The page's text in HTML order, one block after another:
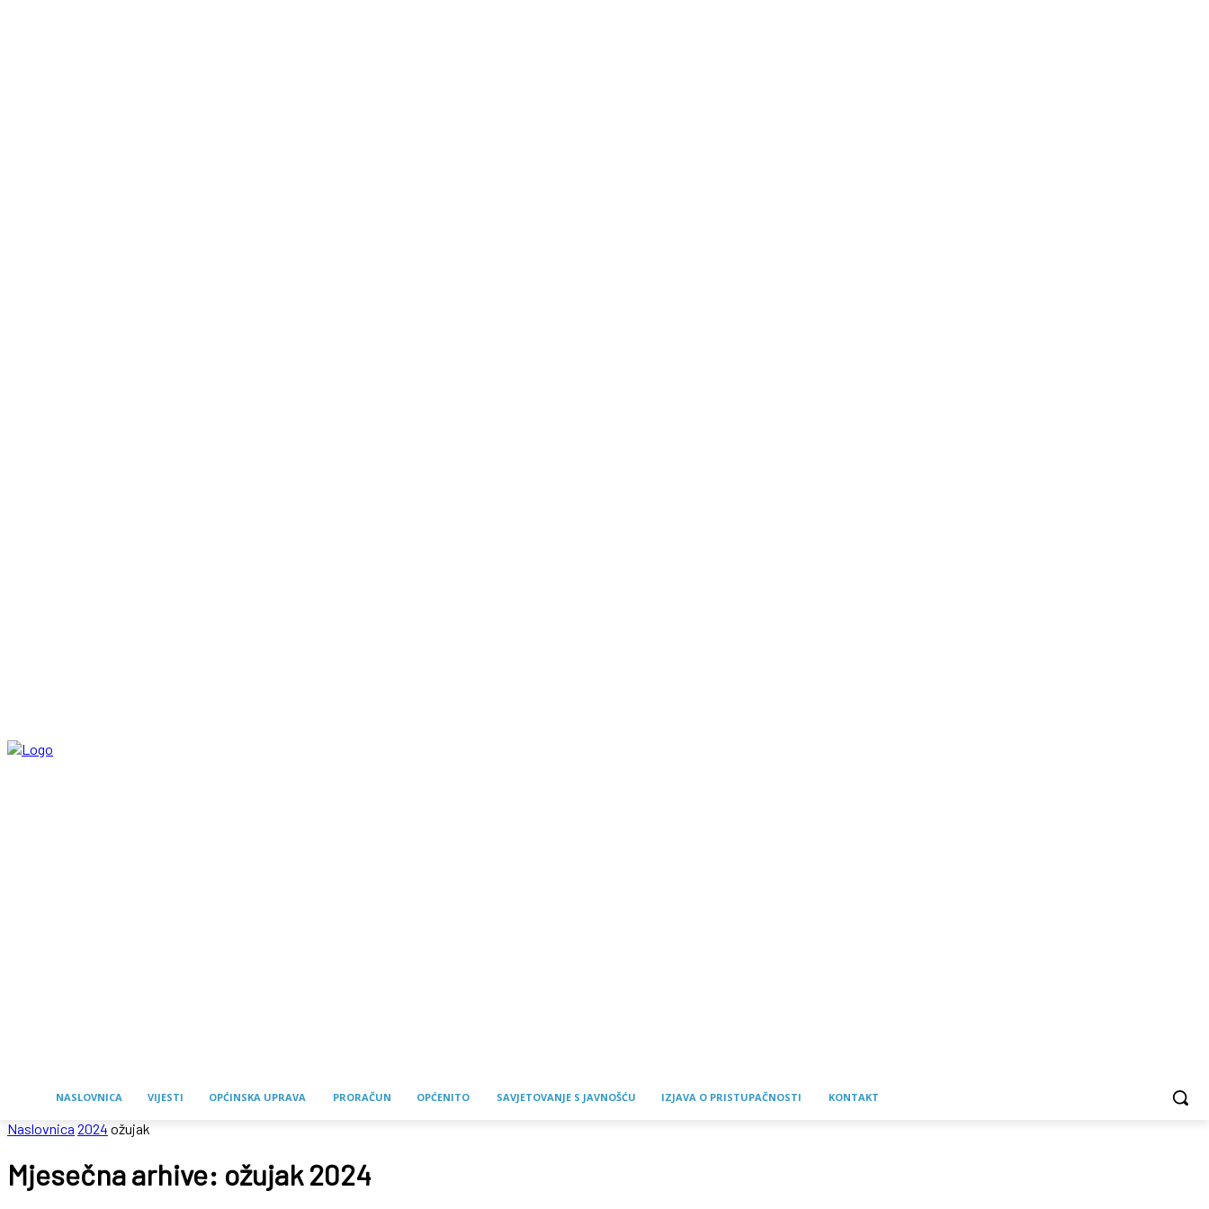
NASLOVNICA VIJESTI OPĆINSKA UPRAVA PRORAČUN OPĆENITO SAVJETOVANJE S JAVNOŠĆU IZJAVA O PRISTUPAČNOSTI KONTAKT
Naslovnica 2024 ožujak
Mjesečna arhive: ožujak 2024